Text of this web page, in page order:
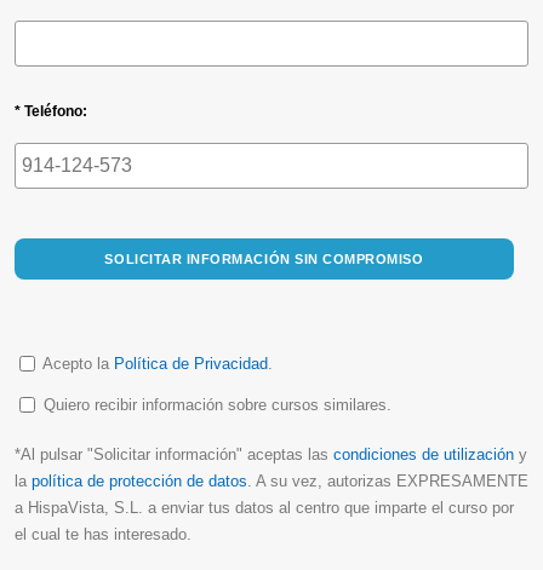
* Teléfono:
SOLICITAR INFORMACIÓN SIN COMPROMISO
Acepto la Política de Privacidad.
Quiero recibir información sobre cursos similares.
*Al pulsar "Solicitar información" aceptas las condiciones de utilización y
la política de protección de datos. A su vez, autorizas EXPRESAMENTE
a HispaVista, S.L. a enviar tus datos al centro que imparte el curso por
el cual te has interesado.